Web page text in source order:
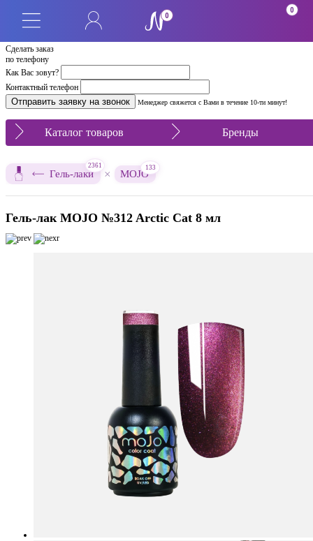
Сделать заказ
по телефону
Как Вас зовут?
Контактный телефон
Менеджер свяжется с Вами в течение 10-ти минут!
0
0
Каталог товаров Бренды
Гель-лаки
2361
× MOJO
133
Гель-лак MOJO №312 Arctic Cat 8 мл